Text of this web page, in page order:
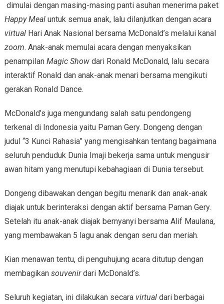
dimulai dengan masing-masing panti asuhan menerima paket
Happy Mealuntuk semua anak, lalu dilanjutkan dengan acara
virtualHari Anak Nasional bersama McDonald’s melalui kanal
zoom. Anak-anak memulai acara dengan menyaksikan
penampilan Magic Show dari Ronald McDonald, lalu secara
interaktif Ronald dan anak-anak menari bersama mengikuti
gerakan Ronald Dance.
McDonald’s juga mengundang salah satu pendongeng
terkenal di Indonesia yaitu Paman Gery. Dongeng dengan
judul “3 Kunci Rahasia” yang mengisahkan tentang bagaimana
seluruh penduduk Dunia Imaji bekerja sama untuk mengusir
awan hitam yang menutupi kebahagiaan di Dunia tersebut.
Dongeng dibawakan dengan begitu menarik dan anak-anak
diajak untuk berinteraksi dengan aktif bersama Paman Gery.
Setelah itu anak-anak diajak bernyanyi bersama Alif Maulana,
yang membawakan 5 lagu anak dengan seru dan meriah.
Kian menawan tentu, di penguhujung acara ditutup dengan
membagikan souvenirdari McDonald’s.
Seluruh kegiatan, ini dilakukan secara virtualdari berbagai